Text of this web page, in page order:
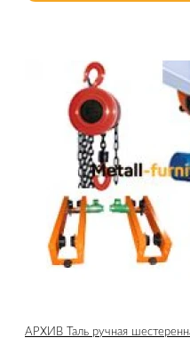
АРХИВ Таль ручная